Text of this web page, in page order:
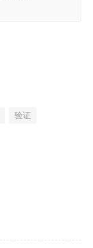
验证